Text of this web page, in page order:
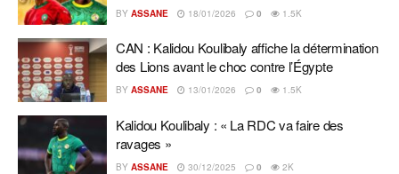
BY ASSANE 18/01/2026 0 1.5K
CAN : Kalidou Koulibaly affiche la détermination
des Lions avant le choc contre l’Égypte
BY ASSANE 13/01/2026 0 1.5K
Kalidou Koulibaly : « La RDC va faire des
ravages »
BY ASSANE 30/12/2025 0 2K